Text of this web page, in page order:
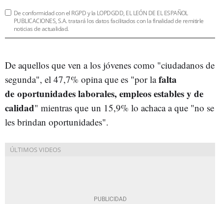
De conformidad con el RGPD y la LOPDGDD, EL LEÓN DE EL ESPAÑOL
PUBLICACIONES, S.A. tratará los datos facilitados con la finalidad de remitirle
noticias de actualidad.
De aquellos que ven a los jóvenes como "ciudadanos de
segunda", el 47,7% opina que es "por lafalta
de oportunidades laborales, empleos estables y de
calidad" mientras que un 15,9% lo achaca a que "no se
les brindan oportunidades".